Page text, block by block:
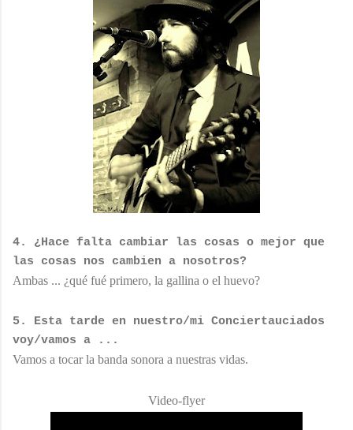
4. ¿Hace falta cambiar las cosas o mejor que
las cosas nos cambien a nosotros?
Ambas ... ¿qué fué primero, la gallina o el huevo?
5. Esta tarde en nuestro/mi Conciertauciados
voy/vamos a ...
Vamos a tocar la banda sonora a nuestras vidas.
Video-flyer